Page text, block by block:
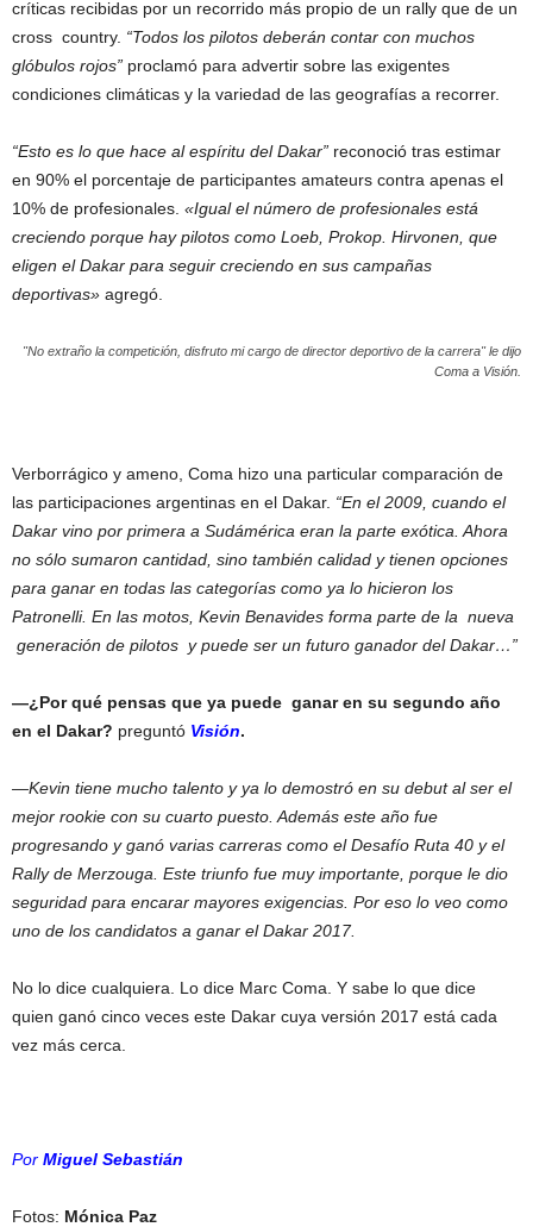
críticas recibidas por un recorrido más propio de un rally que de un
cross country. “Todos los pilotos deberán contar con muchos
glóbulos rojos” proclamó para advertir sobre las exigentes
condiciones climáticas y la variedad de las geografías a recorrer.
“Esto es lo que hace al espíritu del Dakar” reconoció tras estimar
en 90% el porcentaje de participantes amateurs contra apenas el
10% de profesionales. «Igual el número de profesionales está
creciendo porque hay pilotos como Loeb, Prokop. Hirvonen, que
eligen el Dakar para seguir creciendo en sus campañas
deportivas» agregó.
"No extraño la competición, disfruto mi cargo de director deportivo de la carrera" le dijo
Coma a Visión.
Verborrágico y ameno, Coma hizo una particular comparación de
las participaciones argentinas en el Dakar. “En el 2009, cuando el
Dakar vino por primera a Sudámérica eran la parte exótica. Ahora
no sólo sumaron cantidad, sino también calidad y tienen opciones
para ganar en todas las categorías como ya lo hicieron los
Patronelli. En las motos, Kevin Benavides forma parte de la nueva
generación de pilotos y puede ser un futuro ganador del Dakar…”
—¿Por qué pensas que ya puede ganar en su segundo año
en el Dakar? preguntó Visión.
—Kevin tiene mucho talento y ya lo demostró en su debut al ser el
mejor rookie con su cuarto puesto. Además este año fue
progresando y ganó varias carreras como el Desafío Ruta 40 y el
Rally de Merzouga. Este triunfo fue muy importante, porque le dio
seguridad para encarar mayores exigencias. Por eso lo veo como
uno de los candidatos a ganar el Dakar 2017.
No lo dice cualquiera. Lo dice Marc Coma. Y sabe lo que dice
quien ganó cinco veces este Dakar cuya versión 2017 está cada
vez más cerca.
Por Miguel Sebastián
Fotos: Mónica Paz